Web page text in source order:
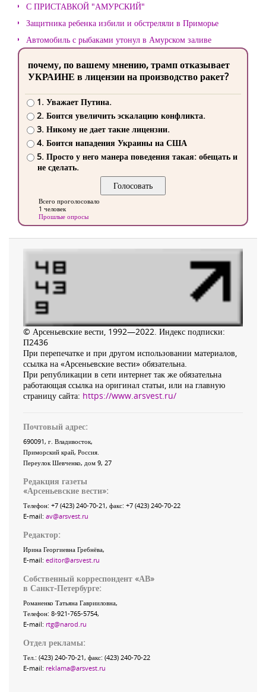
С ПРИСТАВКОЙ "АМУРСКИЙ"
Защитника ребенка избили и обстреляли в Приморье
Автомобиль с рыбаками утонул в Амурском заливе
почему, по вашему мнению, трамп отказывает
УКРАИНЕ в лицензии на производство ракет?
1. Уважает Путина.
2. Боится увеличить эскалацию конфликта.
3. Никому не дает такие лицензии.
4. Боится нападения Украины на США
5. Просто у него манера поведения такая: обещать и
не сделать.
Всего проголосовало
1 человек
Прошлые опросы
© Арсеньевские вести, 1992—2022. Индекс подписки:
П2436
При перепечатке и при другом использовании материалов,
ссылка на «Арсеньевские вести» обязательна.
При републикации в сети интернет так же обязательна
работающая ссылка на оригинал статьи, или на главную
страницу сайта: https://www.arsvest.ru/
Почтовый адрес:
690091, г. Владивосток,
Приморский край, Россия
Переулок Шевченко, дом 9, 27
Редакция газеты
«Арсеньевские вести»:
Телефон: +7 (423) 240-70-21, факс: +7 (423) 240-70-22
E-mail: av@arsvest.ru
Редактор:
Ирина Георгиевна Гребнёва,
E-mail: editor@arsvest.ru
Собственный корреспондент «АВ»
в Санкт-Петербурге:
Романенко Татьяна Гаврииловна,
Телефон: 8-921-765-5754,
E-mail: rtg@narod.ru
Отдел рекламы:
Тел.: (423) 240-70-21, факс: (423) 240-70-22
E-mail: reklama@arsvest.ru